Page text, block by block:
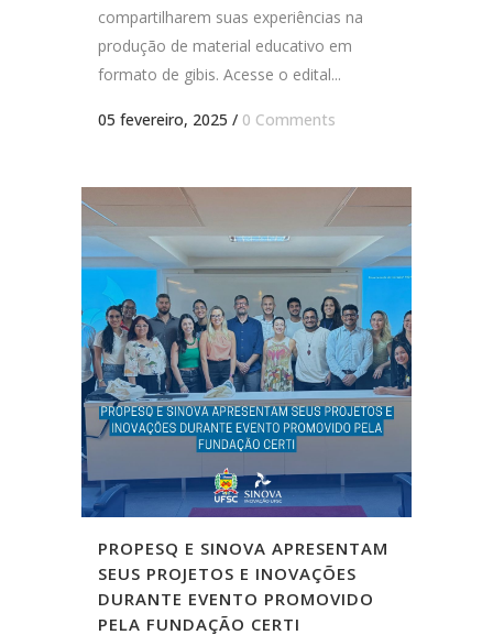
compartilharem suas experiências na
produção de material educativo em
formato de gibis. Acesse o edital...
05 fevereiro, 2025 / 0 Comments
PROPESQ E SINOVA APRESENTAM
SEUS PROJETOS E INOVAÇÕES
DURANTE EVENTO PROMOVIDO
PELA FUNDAÇÃO CERTI